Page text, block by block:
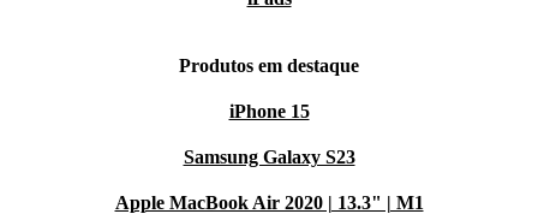
Produtos em destaque
iPhone 15
Samsung Galaxy S23
Apple MacBook Air 2020 | 13.3" | M1